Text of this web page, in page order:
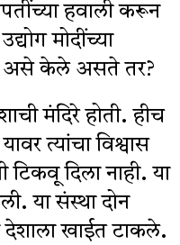
हवाली करून
मोदींच्या
असे केले असते तर?
मंदिरे होती. हीच
त्यांचा विश्वास
टिकवू दिला नाही. या
या संस्था दोन
देशाला खाईत टाकले.